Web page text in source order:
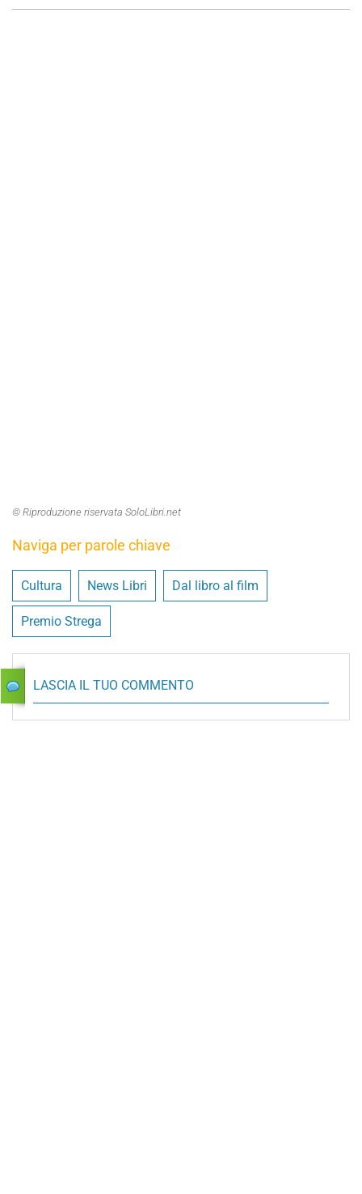
© Riproduzione riservata SoloLibri.net
Naviga per parole chiave
Cultura News Libri Dal libro al film
Premio Strega
LASCIA IL TUO COMMENTO